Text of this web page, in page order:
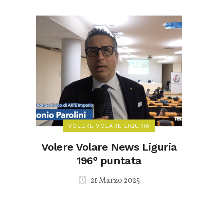
VOLERE VOLARE LIGURIA
Volere Volare News Liguria
196° puntata
21 Marzo 2025